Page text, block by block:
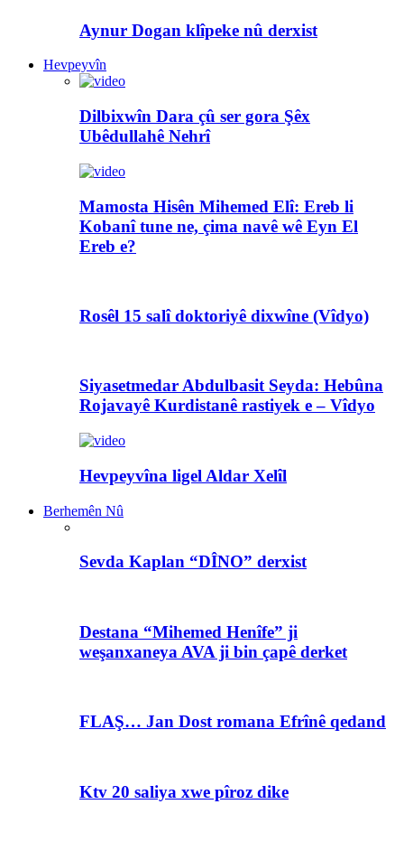
Aynur Dogan klîpeke nû derxist
Hevpeyvîn
Dilbixwîn Dara çû ser gora Şêx
Ubêdullahê Nehrî
Mamosta Hisên Mihemed Elî: Ereb li
Kobanî tune ne, çima navê wê Eyn El
Ereb e?
Rosêl 15 salî doktoriyê dixwîne (Vîdyo)
Siyasetmedar Abdulbasit Seyda: Hebûna
Rojavayê Kurdistanê rastiyek e – Vîdyo
Hevpeyvîna ligel Aldar Xelîl
Berhemên Nû
Sevda Kaplan “DÎNO” derxist
Destana “Mihemed Henîfe” ji
weşanxaneya AVA ji bin çapê derket
FLAŞ… Jan Dost romana Efrînê qedand
Ktv 20 saliya xwe pîroz dike